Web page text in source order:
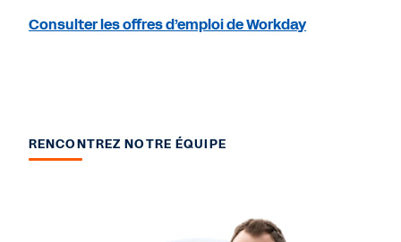
Consulter les offres d’emploi de Workday
RENCONTREZ NOTRE ÉQUIPE